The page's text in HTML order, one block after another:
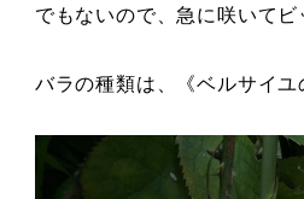
でもないので、急に咲いてビ
バラの種類は、《ベルサイユ